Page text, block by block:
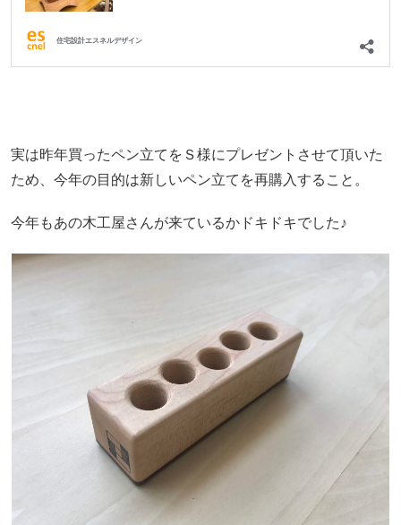
実は昨年買ったペン立てをＳ様にプレゼントさせて頂いた
ため、今年の目的は新しいペン立てを再購入すること。
今年もあの木工屋さんが来ているかドキドキでした♪